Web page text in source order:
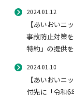
2024.01.12
【あいおいニ
事故防止対策
特約」の提供
2024.01.10
【あいおいニ
付先に「令和6